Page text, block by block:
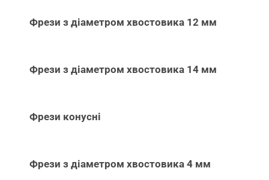
Фрези з діаметром хвостовика 12 мм
Фрези з діаметром хвостовика 14 мм
Фрези конусні
Фрези з діаметром хвостовика 4 мм